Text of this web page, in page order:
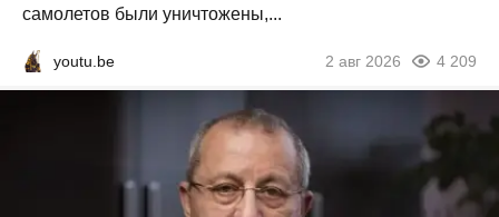
самолетов были уничтожены,...
youtu.be 2 авг 2026 4 209